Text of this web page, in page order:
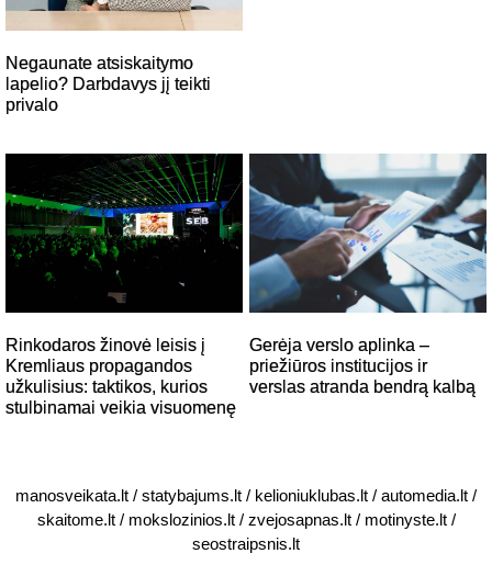
Negaunate atsiskaitymo
lapelio? Darbdavys jį teikti
privalo
Rinkodaros žinovė leisis į
Kremliaus propagandos
užkulisius: taktikos, kurios
stulbinamai veikia visuomenę
Gerėja verslo aplinka –
priežiūros institucijos ir
verslas atranda bendrą kalbą
manosveikata.lt / statybajums.lt / kelioniuklubas.lt / automedia.lt /
skaitome.lt/ mokslozinios.lt/ zvejosapnas.lt/ motinyste.lt/
seostraipsnis.lt